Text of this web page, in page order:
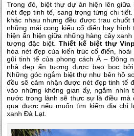
Trong đó, biệt thự dự án hiện lên
nét đẹp tinh tế, sang trọng từng chi
khác nhau nhưng đều được trau
những mái cong kiểu cổ điển hay
hiện ẩn hiện giữa những hàng cây
tượng đặc biệt.Thiết kế biệt thự
hòa nét đẹp của kiến trúc cổ điển,
gũi tinh tế của phong cách Á – Đông
nhà đẹp ấn tượng được bao bọc
Những góc ngắm biệt thự như bên hồ
đều sẽ cảm nhận được nét đẹp tinh tế
vào những không gian ấy, ngắm nhìn
nước trong lành sẽ thực sự là điều mà
qua được nếu muốn tìm kiếm địa chỉ
xanh Đà Lạt.